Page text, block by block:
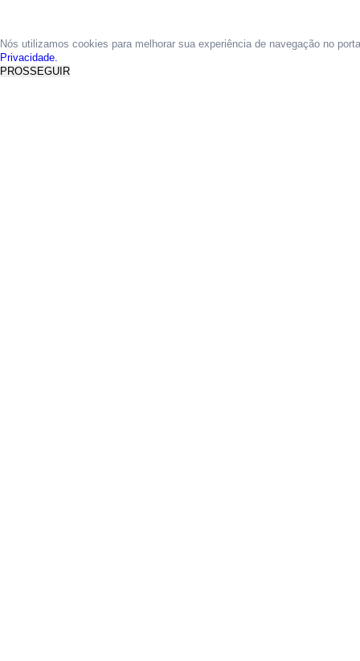
Nós utilizamos cookies para melhorar sua experiência de navegação no
Privacidade.
PROSSEGUIR